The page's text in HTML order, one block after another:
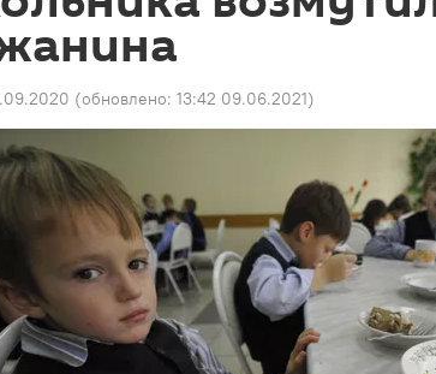
(обновлено: 13:42 09.06.2021)